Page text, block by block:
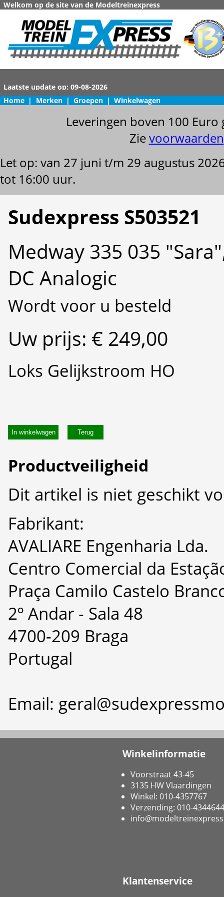
Welkom op de site van de Modeltreinexpress
Home | Merken | Groepen | Winkelwagen
Leveringen boven 100
Zievoorwaarden
Let op: van 27 juni t/m 29 augustus
tot 16:00 uur.
Sudexpress S503521
Medway 335 035
DC Analogic
Wordt voor u besteld
Uw prijs: € 249,00
Loks Gelijkstroom HO
In winkelwagen
Productveiligheid
Dit artikel is niet geschikt
Fabrikant:
AVALIARE Engenharia Lda.
Centro Comercial da
Praça Camilo Castelo
2º Andar - Sala 48
4700-209 Braga
Portugal
Email:
Winkelinformatie
Voorstraat 43-45
3135 HW Vlaardingen
Winkel: 010-4357767
Verzending: 010-4344644
Klantenservice